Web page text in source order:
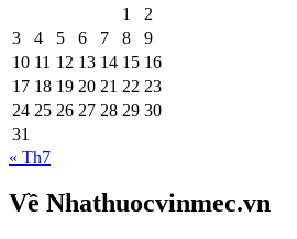
1
2
3
4 5 6 7 8
9
10 11 12 13 14 15 16
17 18 19 20 21 22 23
24 25 26 27 28 29 30
31
« Th7
Về Nhathuocvinmec.vn